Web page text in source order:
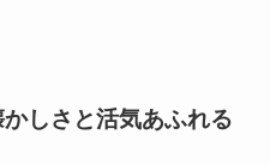
しさと活気あふれる